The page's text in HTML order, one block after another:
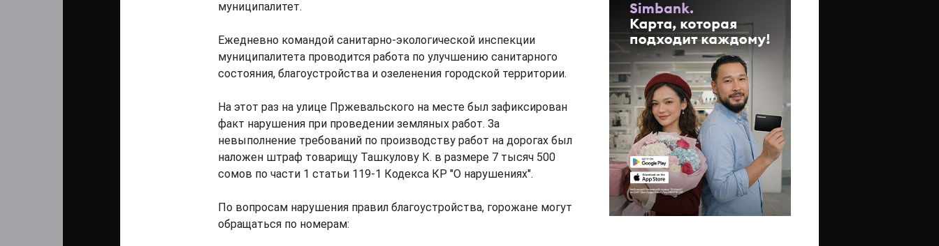
муниципалитет.
Ежедневно командой санитарно-экологической инспекции
муниципалитета проводится работа по улучшению санитарного
состояния, благоустройства и озеленения городской территории.
На этот раз на улице Пржевальского на месте был зафиксирован
факт нарушения при проведении земляных работ. За
невыполнение требований по производству работ на дорогах был
наложен штраф товарищу Ташкулову К. в размере 7 тысяч 500
сомов по части 1 статьи 119-1 Кодекса КР "О нарушениях".
По вопросам нарушения правил благоустройства, горожане могут
обращаться по номерам: